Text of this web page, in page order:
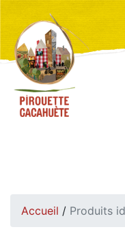
Accueil / Produits